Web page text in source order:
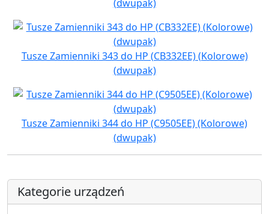
(dwupak)
Tusze Zamienniki 343 do HP (CB332EE) (Kolorowe)
(dwupak)
Tusze Zamienniki 344 do HP (C9505EE) (Kolorowe)
(dwupak)
Kategorie urządzeń